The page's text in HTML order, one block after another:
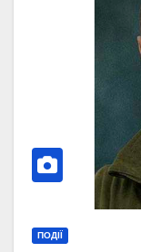
ПОДІЇ